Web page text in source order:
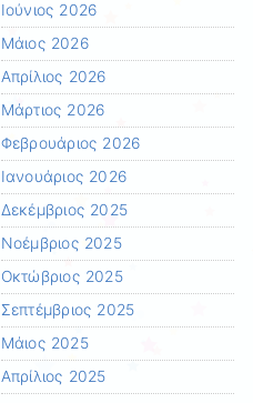
Ιούνιος 2026
Μάιος 2026
Απρίλιος 2026
Μάρτιος 2026
Φεβρουάριος 2026
Ιανουάριος 2026
Δεκέμβριος 2025
Νοέμβριος 2025
Οκτώβριος 2025
Σεπτέμβριος 2025
Μάιος 2025
Απρίλιος 2025